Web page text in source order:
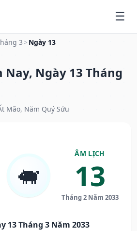
3 > Ngày 13
Nay, Ngày 13 Tháng
Mão, Năm Quý Sửu
🐖
ÂM LỊCH
13
Tháng 2 Năm 2033
13 Tháng 3 Năm 2033